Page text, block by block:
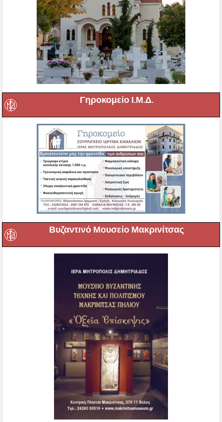
Γηροκομείο Ι.Μ.Δ.
Βυζαντινό Μουσείο Μακρινίτσας